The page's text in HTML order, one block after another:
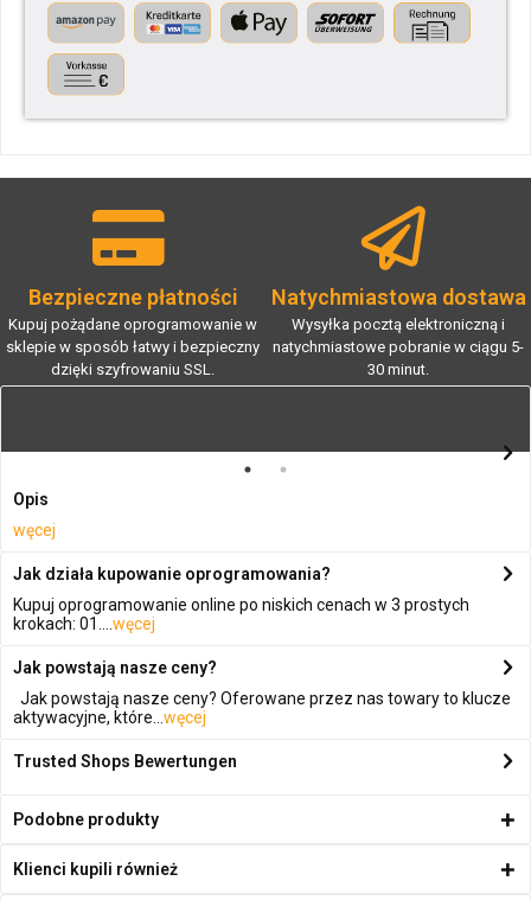
Bezpieczne płatności
Kupuj pożądane oprogramowanie w
sklepie w sposób łatwy i bezpieczny
dzięki szyfrowaniu SSL.
Natychmiastowa dostawa
Wysyłka pocztą elektroniczną i
natychmiastowe pobranie w ciągu 5-
30 minut.
Opis
węcej
Jak działa kupowanie oprogramowania?
Kupuj oprogramowanie online po niskich cenach w 3 prostych
krokach: 01.... węcej
Jak powstają nasze ceny?
Jak powstają nasze ceny? Oferowane przez nas towary to klucze
aktywacyjne, które... węcej
Trusted Shops Bewertungen
Podobne produkty
Klienci kupili również